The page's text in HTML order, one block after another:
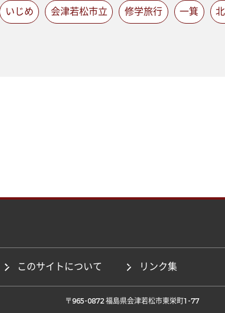
いじめ 会津若松市立 修学旅行 一箕
このサイトについて リンク集
〒965-0872 福島県会津若松市東栄町1-77